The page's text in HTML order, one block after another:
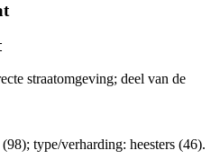
straatomgeving; deel van de
type/verharding: heesters (46).